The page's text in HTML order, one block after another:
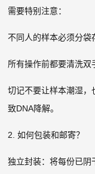
需要特别注意：
不同人的样本必须分袋
所有操作前都要清洗双
切记不要让样本潮湿，
致DNA降解。
2. 如何包装和邮寄？
独立封装：将每份已阴